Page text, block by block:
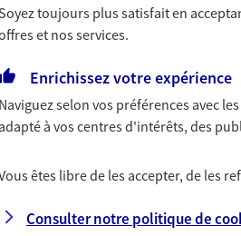
de moments de vie qui
d'assurance et d'épargne.
Toutes nos
Soyez toujours plus satisfait en
et nos services.
Enrichissez votre expérience
Naviguez selon vos préférences avec les
adapté à vos centres d'intérêts, des
êtes libre de les accepter, de les
Consulter notre politique de